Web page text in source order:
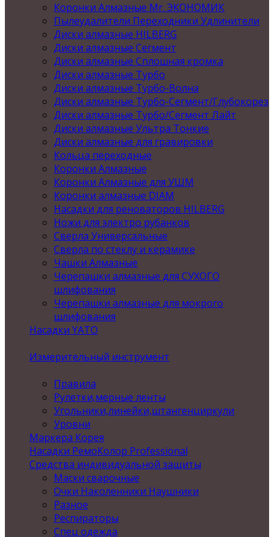
Коронки Алмазные Mr. ЭКОНОМИК
Пылеудалители Переходники Удлинители
Диски алмазные HILBERG
Диски алмазные Сегмент
Диски алмазные Сплошная кромка
Диски алмазные Турбо
Диски алмазные Турбо-Волна
Диски алмазные Турбо-Сегмент/Глубокорез
Диски алмазные Турбо/Сегмент Лайт
Диски алмазные Ультра Тонкие
Диски алмазные для гравировки
Кольца переходные
Коронки Алмазные
Коронки Алмазные для УШМ
Коронки алмазные DIAM
Насадки для реноваторов HILBERG
Ножи для электро рубанков
Сверла Универсальные
Сверла по стеклу и керамике
Чашки Алмазные
Черепашки алмазные для СУХОГО
шлифования
Черепашки алмазные для мокрого
шлифования
Насадки YATO
Измерительный инструмент
Правила
Рулетки,мерные ленты
Угольники,линейки,штангенциркули
Уровни
Маркера Корея
Насадки РемоКолор Professional
Средства индивидуальной защиты
Маски сварочные
Очки Наколенники Наушники
Разное
Респираторы
Спец одежда